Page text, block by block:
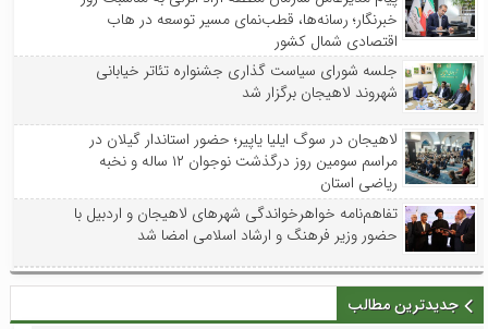
خبرنگار؛ رسانه‌ها، قطب‌نمای مسیر توسعه در هاب
اقتصادی شمال کشور
جلسه شورای سیاست گذاری جشنواره تئاتر خیابانی
شهروند لاهیجان برگزار شد
لاهیجان در سوگ ایلیا یاپیر؛ حضور استاندار گیلان در
مراسم سومین روز درگذشت نوجوان ۱۲ ساله و نخبه
ریاضی استان
تفاهم‌نامه خواهرخواندگی شهرهای لاهیجان و اردبیل با
حضور وزیر فرهنگ و ارشاد اسلامی امضا شد
جدیدترین مطالب